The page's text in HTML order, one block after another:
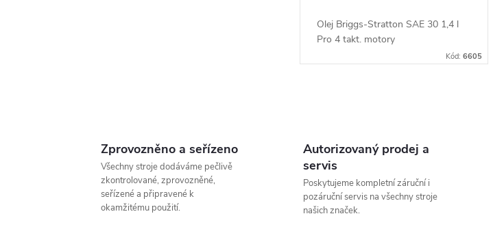
Olej Briggs-Stratton SAE 30 1,4 l
Pro 4 takt. motory
Kód:6605
v
l
á
Zprovozněno a seřízeno
Všechny stroje dodáváme pečlivě
zkontrolované, zprovozněné,
seřízené a připravené k
okamžitému použití.
Autorizovaný prodej a
servis
Poskytujeme kompletní záruční i
pozáruční servis na všechny stroje
našich značek.